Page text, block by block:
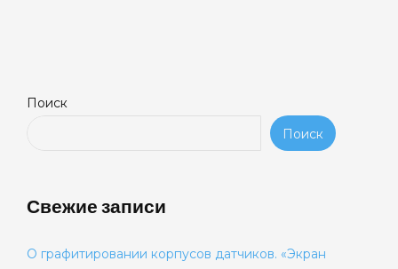
Поиск
Поиск
Свежие записи
О графитировании корпусов датчиков. «Экран